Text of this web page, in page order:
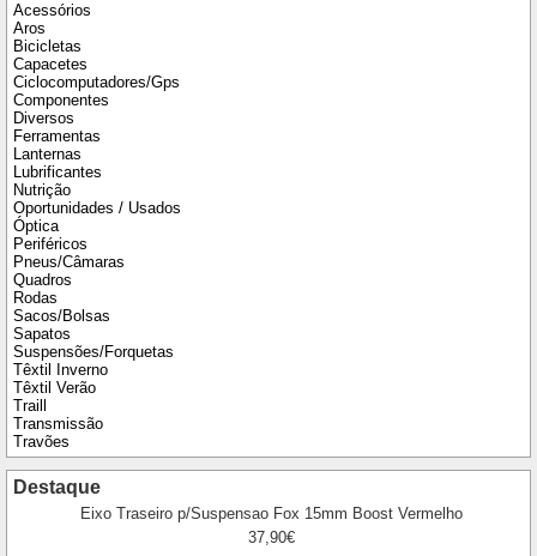
Acessórios
Aros
Bicicletas
Capacetes
Ciclocomputadores/Gps
Componentes
Diversos
Ferramentas
Lanternas
Lubrificantes
Nutrição
Oportunidades / Usados
Óptica
Periféricos
Pneus/Câmaras
Quadros
Rodas
Sacos/Bolsas
Sapatos
Suspensões/Forquetas
Têxtil Inverno
Têxtil Verão
Traill
Transmissão
Travões
Destaque
Eixo Traseiro p/Suspensao Fox 15mm Boost Vermelho
37,90€